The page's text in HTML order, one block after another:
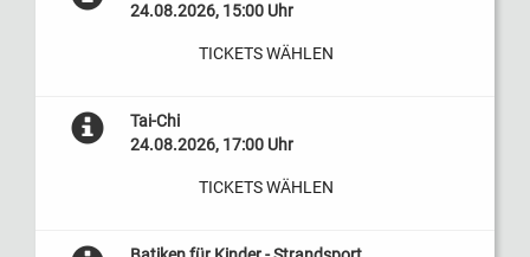
24.08.2026, 15:00 Uhr
TICKETS WÄHLEN
Tai-Chi
24.08.2026, 17:00 Uhr
TICKETS WÄHLEN